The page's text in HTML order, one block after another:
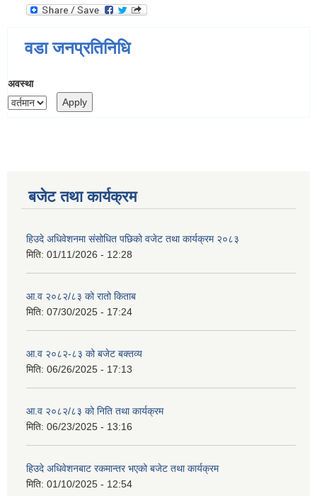
वडा जनप्रतिनिधि
अवस्था
बजेट तथा कार्यक्रम
हिउदे अधिवेशनमा संसोधित पछिको वजेट तथा कार्यक्रम २०८३
मिति: 01/11/2026 - 12:28
आ.व २०८२/८३ को रातो किताब
मिति: 07/30/2025 - 17:24
आ.व २०८२-८३ को बजेट बक्तव्य
मिति: 06/26/2025 - 17:13
आ.व २०८२/८३ को निति तथा कार्यक्रम
मिति: 06/23/2025 - 13:16
हिउदे अधिवेशनबाट रकमान्तर भएको बजेट तथा कार्यक्रम
मिति: 01/10/2025 - 12:54